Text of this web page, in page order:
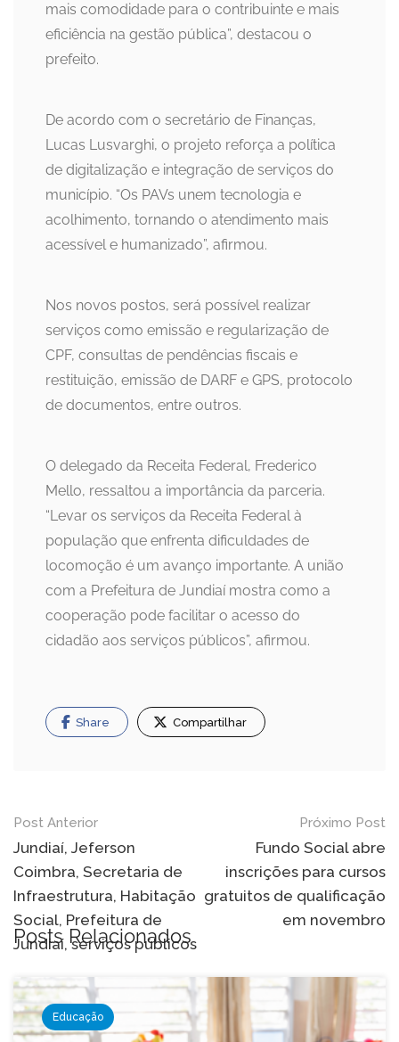
mais comodidade para o contribuinte e mais
eficiência na gestão pública”, destacou o
prefeito.
De acordo com o secretário de Finanças,
Lucas Lusvarghi, o projeto reforça a política
de digitalização e integração de serviços do
município. “Os PAVs unem tecnologia e
acolhimento, tornando o atendimento mais
acessível e humanizado”, afirmou.
Nos novos postos, será possível realizar
serviços como emissão e regularização de
CPF, consultas de pendências fiscais e
restituição, emissão de DARF e GPS, protocolo
de documentos, entre outros.
O delegado da Receita Federal, Frederico
Mello, ressaltou a importância da parceria.
“Levar os serviços da Receita Federal à
população que enfrenta dificuldades de
locomoção é um avanço importante. A união
com a Prefeitura de Jundiaí mostra como a
cooperação pode facilitar o acesso do
cidadão aos serviços públicos”, afirmou.
Share Compartilhar
Navegação
de
Post
Post Anterior
Jundiaí, Jeferson
Coimbra, Secretaria de
Infraestrutura, Habitação
Social, Prefeitura de
Jundiaí, serviços públicos
Próximo Post
Fundo Social abre
inscrições para cursos
gratuitos de qualificação
em novembro
Posts Relacionados
Educação